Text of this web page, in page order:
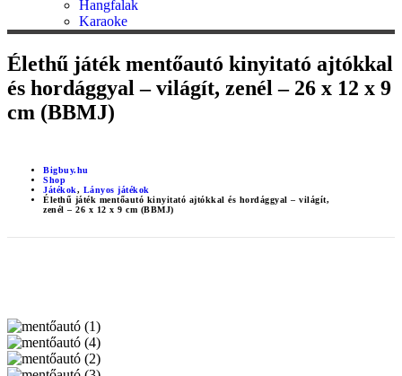
Hangfalak
Karaoke
Élethű játék mentőautó kinyitató ajtókkal
és hordággyal – világít, zenél – 26 x 12 x 9
cm (BBMJ)
Bigbuy.hu
Shop
Játékok, Lányos játékok
Élethű játék mentőautó kinyitató ajtókkal és hordággyal – világít,
zenél – 26 x 12 x 9 cm (BBMJ)